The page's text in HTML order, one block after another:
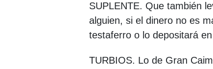
SUPLENTE. Que también
alguien, si el dinero no es
testaferro o lo depositará
TURBIOS. Lo de Gran